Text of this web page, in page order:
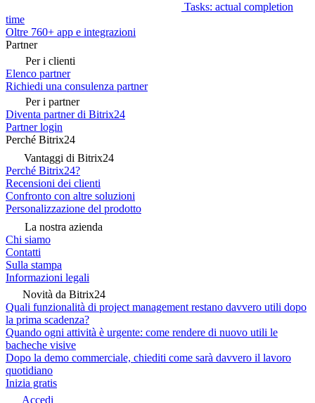
Tasks: actual completion
time
Oltre 760+ app e integrazioni
Partner
Per i clienti
Elenco partner
Richiedi una consulenza partner
Per i partner
Diventa partner di Bitrix24
Partner login
Perché Bitrix24
Vantaggi di Bitrix24
Perché Bitrix24?
Recensioni dei clienti
Confronto con altre soluzioni
Personalizzazione del prodotto
La nostra azienda
Chi siamo
Contatti
Sulla stampa
Informazioni legali
Novità da Bitrix24
Quali funzionalità di project management restano davvero utili dopo
la prima scadenza?
Quando ogni attività è urgente: come rendere di nuovo utili le
bacheche visive
Dopo la demo commerciale, chiediti come sarà davvero il lavoro
quotidiano
Inizia gratis
Accedi